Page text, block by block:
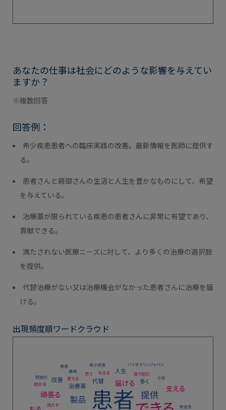
あなたの仕事は社会にどのような影響を与えてい
ますか？
※複数回答
回答例：
希少疾患患者への臨床実践の改善。最新情報を医師に提供す
る。
患者さんと親御さんの生活と人生を豊かなものにして、希望
を与えている。
治療薬が限られている疾患の患者さんに非常に有望であり、
貢献できる。
満たされない医療ニーズに対して、より多くの治療の選択肢
を提供。
代替治療がない又は治療機会がなかった患者さんに治療を届
ける。
出現頻度順ワードクラウド